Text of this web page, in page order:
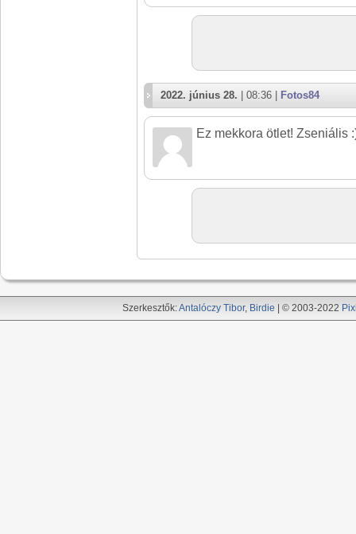
2022. június 28. | 08:36 | Fotos84
Ez mekkora ötlet! Zseniális
Szerkesztők:Antalóczy Tibor, Birdie | © 2003-2022